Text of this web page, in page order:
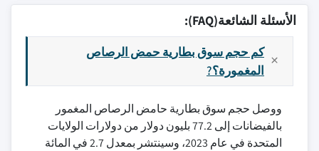
الأسئلة الشائعة(FAQ):
كم حجم سوق بطارية حمض الرصاص
المغمورة؟?
ووصل حجم سوق بطارية حامض الرصاص المغمور
بالفيضانات إلى 77.2 بليون دولار من دولارات الولايات
المتحدة في عام 2023، وسينتشر بمعدل 2.7 في المائة